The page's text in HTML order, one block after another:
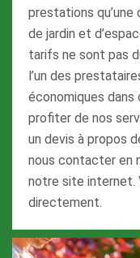
prestations qu’une
de jardin et
tarifs ne sont pas
l’un des
économiques
profiter de nos
un devis à propos
nous contacter en
notre site internet.
directement.